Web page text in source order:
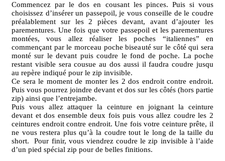
Commencez par le dos en cousant les pinces. Puis si vous
choisissez d’insérer un passepoil, je vous conseille de le coudre
préalablement sur les 2 pièces devant, avant d’ajouter les
parementures. Une fois que votre passepoil et les parementures
montées, vous allez réaliser les poches “italiennes” en
commençant par le morceau poche biseauté sur le côté qui sera
monté sur le devant puis coudre le fond de poche. La poche
restant visible sera cousue au dos aussi il faudra coudre jusqu
au repère indiqué pour le zip invisible.
Ce sera le moment de monter les 2 dos endroit contre endroit.
Puis vous pourrez joindre devant et dos sur les côtés (hors partie
zip) ainsi que l’entrejambe.
Puis vous allez attaquer la ceinture en joignant la ceinture
devant et dos ensemble deux fois puis vous allez coudre les 2
ceintures endroit contre endroit. Une fois votre ceinture prête, il
ne vous restera plus qu’à la coudre tout le long de la taille du
short. Pour finir, vous viendrez coudre le zip invisible à l’aide
d’un pied spécial zip pour de belles finitions.